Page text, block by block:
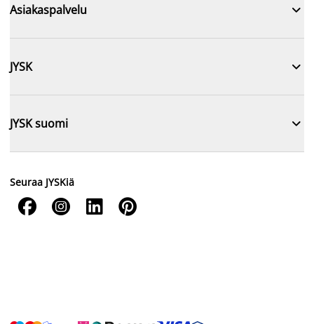
Asiakaspalvelu 
JYSK 
JYSK suomi 
Seuraa JYSKiä
   